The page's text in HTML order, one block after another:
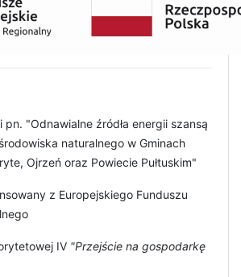
"Odnawialne źródła energii szansą
naturalnego w Gminach
Ojrzeń oraz Powiecie Pułtuskim"
z Europejskiego Funduszu
IV "Przejście na gospodarkę